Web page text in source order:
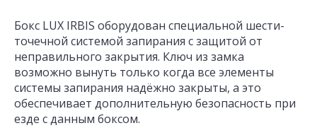
Бокс LUX IRBIS оборудован специальной шести-
точечной системой запирания с защитой от
неправильного закрытия. Ключ из замка
возможно вынуть только когда все элементы
системы запирания надёжно закрыты, а это
обеспечивает дополнительную безопасность при
езде с данным боксом.